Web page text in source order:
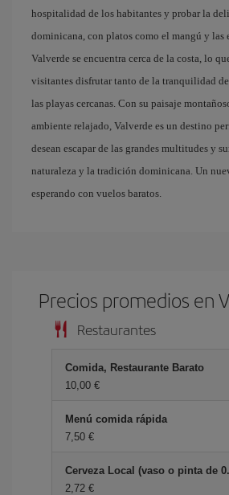
hospitalidad de los habitantes y probar la
dominicana, con platos como el mangú y las
Valverde se encuentra cerca de la costa, lo
visitantes disfrutar tanto de la tranquilidad
las playas cercanas. Con su paisaje
ambiente relajado, Valverde es un destino
desean escapar de las grandes multitudes y
naturaleza y la tradición dominicana. Un
esperando con vuelos baratos.
Precios promedios en
Restaurantes
Comida, Restaurante Barato
10,00 €
Menú comida rápida
7,50 €
Cerveza Local (vaso o pinta de
2,72 €